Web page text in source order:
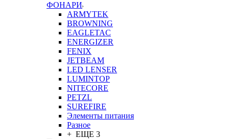
ФОНАРИ
ARMYTEK
BROWNING
EAGLETAC
ENERGIZER
FENIX
JETBEAM
LED LENSER
LUMINTOP
NITECORE
PETZL
SUREFIRE
Элементы питания
Разное
+ ЕЩЕ 3